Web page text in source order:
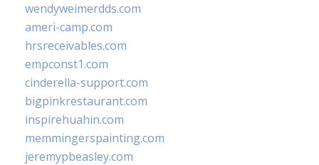
wendyweimerdds.com
ameri-camp.com
hrsreceivables.com
empconst1.com
cinderella-support.com
bigpinkrestaurant.com
inspirehuahin.com
memmingerspainting.com
jeremypbeasley.com